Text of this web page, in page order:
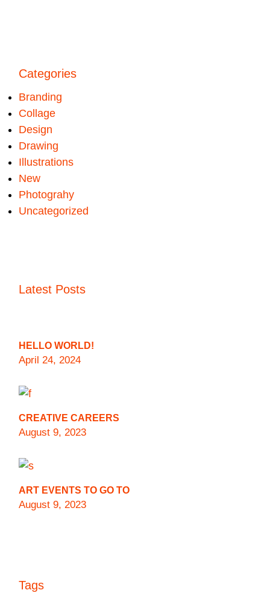
Categories
Branding
Collage
Design
Drawing
Illustrations
New
Photograhy
Uncategorized
Latest Posts
HELLO WORLD!
April 24, 2024
CREATIVE CAREERS
August 9, 2023
ART EVENTS TO GO TO
August 9, 2023
Tags